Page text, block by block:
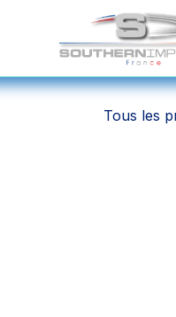
Se rendre au contenu
Tous les